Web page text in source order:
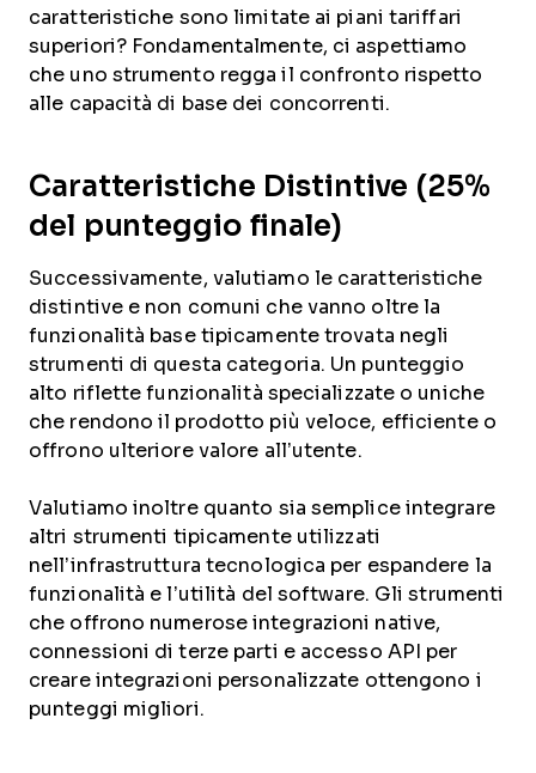
caratteristiche sono limitate ai piani tariffari
superiori? Fondamentalmente, ci aspettiamo
che uno strumento regga il confronto rispetto
alle capacità di base dei concorrenti.
Caratteristiche Distintive (25%
del punteggio finale)
Successivamente, valutiamo le caratteristiche
distintive e non comuni che vanno oltre la
funzionalità base tipicamente trovata negli
strumenti di questa categoria. Un punteggio
alto riflette funzionalità specializzate o uniche
che rendono il prodotto più veloce, efficiente o
offrono ulteriore valore all’utente.
Valutiamo inoltre quanto sia semplice integrare
altri strumenti tipicamente utilizzati
nell’infrastruttura tecnologica per espandere la
funzionalità e l’utilità del software. Gli strumenti
che offrono numerose integrazioni native,
connessioni di terze parti e accesso API per
creare integrazioni personalizzate ottengono i
punteggi migliori.